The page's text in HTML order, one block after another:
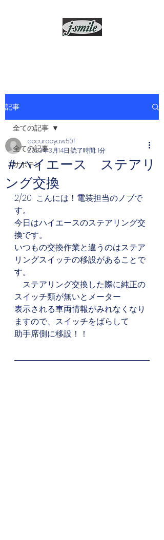
記事
全ての記事
サボテン
全ての記事
＃ハイエース ステアリ
ング交換
accuracyaw50f
2023年3月14日 読了時間: 1分
2/20  こんには！電装担当のノブで
す。
今日はハイエースのステアリング交
換です。
いつもの交換作業と違うのはステア
リングスイッチの移設があることで
す。
ステアリング交換した際に純正の
スイッチ類が無いとメーター
表示される車両情報がみれなくなり
ますので、スイッチをばらして
助手席側に移設！！